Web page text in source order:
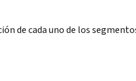
de cada uno de los